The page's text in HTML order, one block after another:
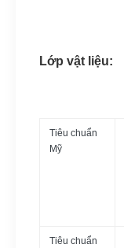
Lớp vật liệu:
Tiêu chuẩn
Mỹ
Tiêu chuẩn